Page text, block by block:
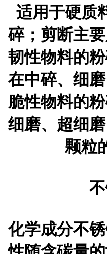
适用于硬质
碎；剪断主
韧性物料的
在中碎、细
脆性物料的
细磨、超细
颗粒
化学成分不